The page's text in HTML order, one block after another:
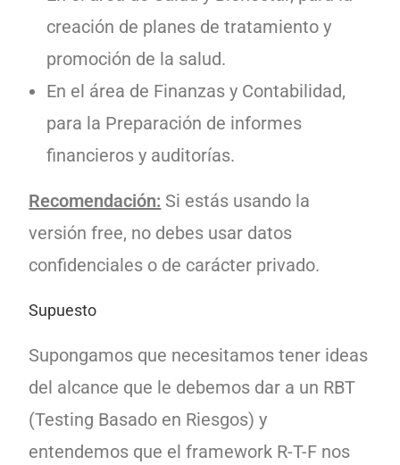
creación de planes de tratamiento y
promoción de la salud.
En el área de Finanzas y Contabilidad,
para la Preparación de informes
financieros y auditorías.
Recomendación: Si estás usando la
versión free, no debes usar datos
confidenciales o de carácter privado.
Supuesto
Supongamos que necesitamos tener ideas
del alcance que le debemos dar a un RBT
(Testing Basado en Riesgos) y
entendemos que el framework R-T-F nos